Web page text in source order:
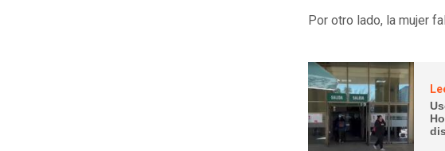
Por otro lado, la mujer